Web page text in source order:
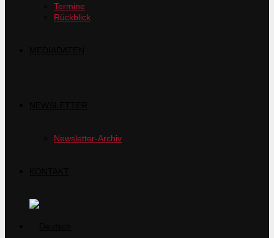
Termine
Rückblick
Newsletter-Archiv